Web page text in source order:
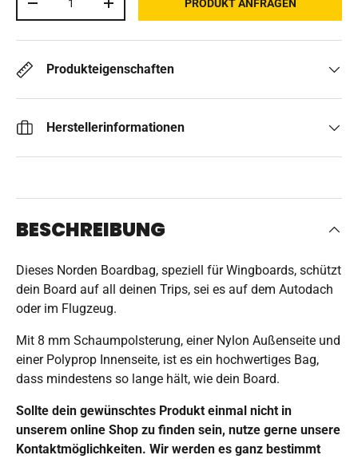
MENGE VERRINGERNMENGE ERHÖHENPRODUKT ANFRAGEN
Produkteigenschaften
Herstellerinformationen
BESCHREIBUNG
Dieses Norden Boardbag, speziell für Wingboards, schützt
dein Board auf all deinen Trips, sei es auf dem Autodach
oder im Flugzeug.
Mit 8 mm Schaumpolsterung, einer Nylon Außenseite und
einer Polyprop Innenseite, ist es ein hochwertiges Bag,
dass mindestens so lange hält, wie dein Board.
Sollte dein gewünschtes Produkt einmal nicht in
unserem online Shop zu finden sein, nutze gerne unsere
Kontaktmöglichkeiten. Wir werden es ganz bestimmt